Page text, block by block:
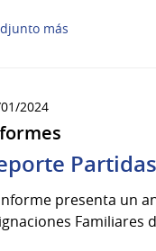
más
2024
presenta un
Familiares